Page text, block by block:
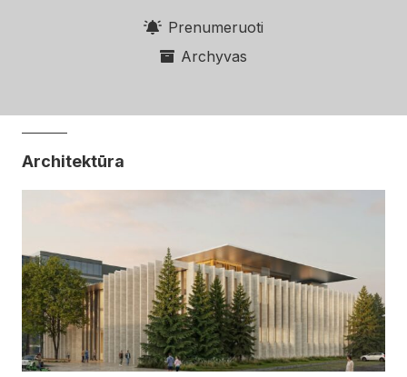
Prenumeruoti
Archyvas
Architektūra